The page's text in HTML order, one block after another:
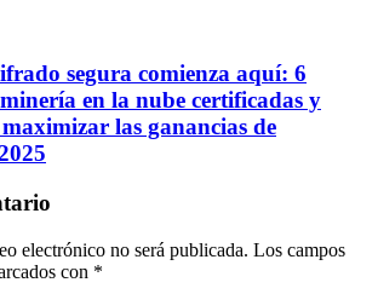
segura comienza aquí: 6
en la nube certificadas y
las ganancias de
electrónico no será publicada. Los campos
con *